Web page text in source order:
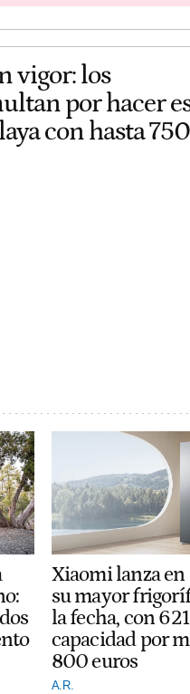
vigor: los
por hacer
con hasta
Xiaomi lanza en
su mayor
la fecha, con
capacidad por
800 euros
A.R.